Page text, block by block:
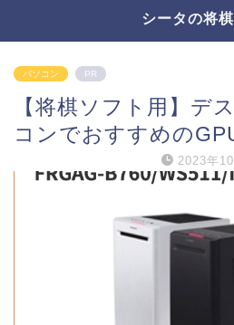
シータの将
パソコン PR
【将棋ソフト用】デ
コンでおすすめの
2023年